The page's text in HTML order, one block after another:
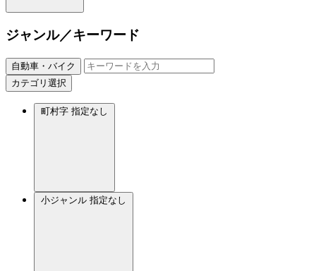
ジャンル／キーワード
自動車・バイク
カテゴリ選択
町村字 指定なし
小ジャンル 指定なし